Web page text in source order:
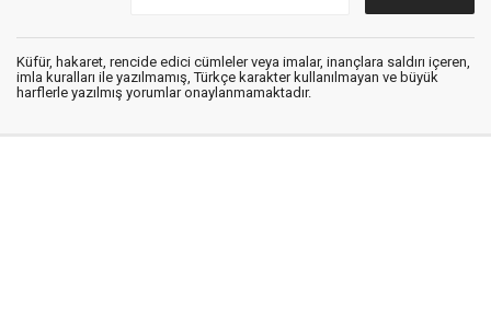
Küfür, hakaret, rencide edici cümleler veya imalar, inançlara saldırı içeren,
imla kuralları ile yazılmamış, Türkçe karakter kullanılmayan ve büyük
harflerle yazılmış yorumlar onaylanmamaktadır.